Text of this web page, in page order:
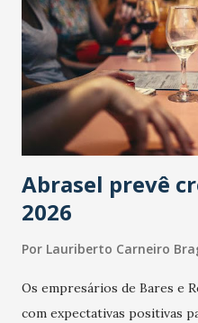
Abrasel prevê
2026
Por Lauriberto Carneiro
Os empresários de Bares e
com expectativas positivas